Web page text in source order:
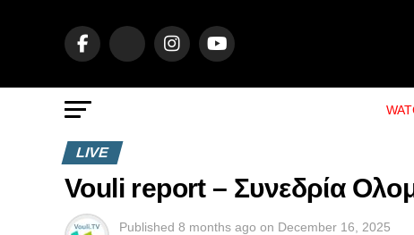
LIVE
Vouli report – Συνεδρία
Published 8 months ago on December 16, 2025